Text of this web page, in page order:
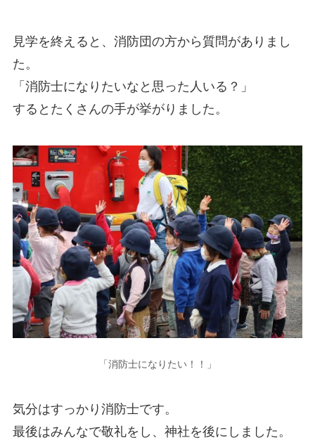
見学を終えると、消防団の方から質問がありまし
た。
「消防士になりたいなと思った人いる？」
するとたくさんの手が挙がりました。
「消防士になりたい！！」
気分はすっかり消防士です。
最後はみんなで敬礼をし、神社を後にしました。